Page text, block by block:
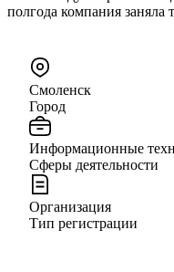
полгода компания
Смоленск
Город
Информационные
Сферы деятельности
Организация
Тип регистрации